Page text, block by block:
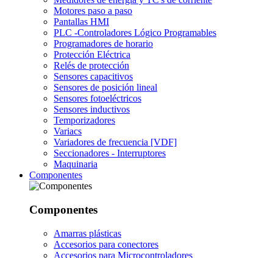
Motores paso a paso
Pantallas HMI
PLC -Controladores Lógico Programables
Programadores de horario
Protección Eléctrica
Relés de protección
Sensores capacitivos
Sensores de posición lineal
Sensores fotoeléctricos
Sensores inductivos
Temporizadores
Variacs
Variadores de frecuencia [VDF]
Seccionadores - Interruptores
Maquinaria
Componentes
Componentes
Amarras plásticas
Accesorios para conectores
Accesorios para Microcontroladores